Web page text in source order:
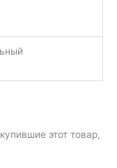
этот товар,